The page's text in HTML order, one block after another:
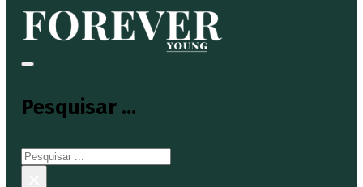
Pesquisar ...
Pesquisar